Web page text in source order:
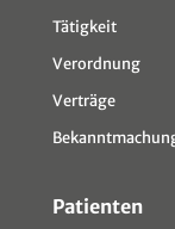
Tätigkeit
Verordnung
Verträge
Patienten